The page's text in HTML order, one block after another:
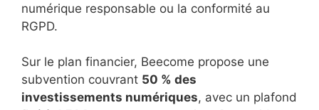
numérique responsable ou la conformité au
RGPD.
Sur le plan financier, Beecome propose une
subvention couvrant 50 % des
investissements numériques, avec un plafond